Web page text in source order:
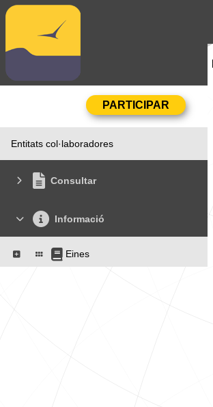
Entitats col·laboradores
Consultar
Informació
Eines